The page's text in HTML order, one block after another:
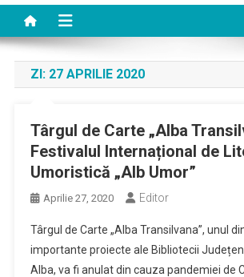
ZI: 27 APRILIE 2020
Târgul de Carte „Alba
Festivalul Internațional de
Umoristică „Alb Umor”
Aprilie 27, 2020 Editor
Târgul de Carte „Alba Transilvana”, unul
importante proiecte ale Bibliotecii
Alba, va fi anulat din cauza pandemiei de